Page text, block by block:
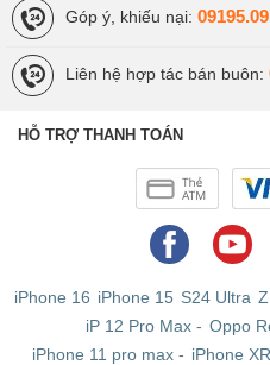
Góp ý, khiếu nại:
Liên hệ hợp tác bán buôn:
HỖ TRỢ THANH TOÁN
iPhone 16 iPhone 15 S24 Ultra
iP 12 Pro Max- Oppo
iPhone 11 pro max- iPhone XR